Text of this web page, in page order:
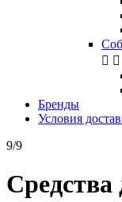
 
Бренды
Условия
9/9
Средства